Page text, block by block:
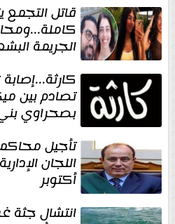
قاتل
الجريمة
تصادم بين
بصحراوي
أكتوبر
انتشال جثة